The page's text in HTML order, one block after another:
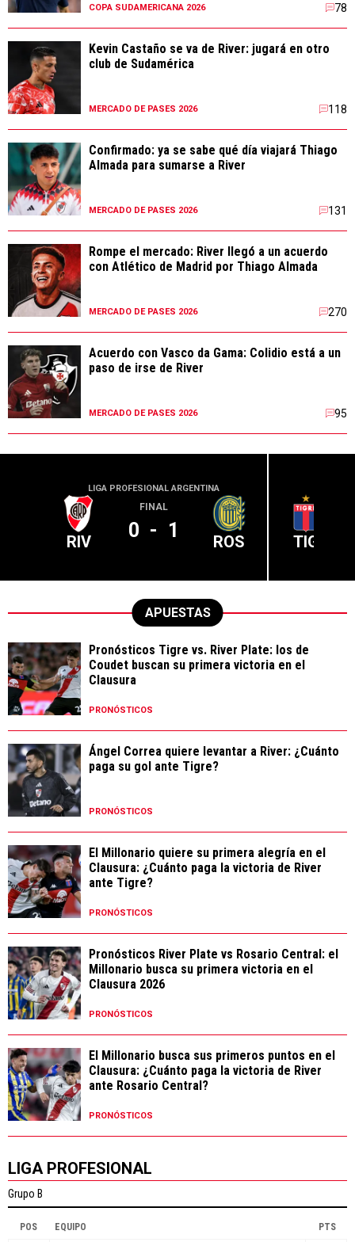
COPA SUDAMERICANA 2026 78
Kevin Castaño se va de River: jugará en otro
club de Sudamérica
MERCADO DE PASES 2026 118
Confirmado: ya se sabe qué día viajará Thiago
Almada para sumarse a River
MERCADO DE PASES 2026 131
Rompe el mercado: River llegó a un acuerdo
con Atlético de Madrid por Thiago Almada
MERCADO DE PASES 2026 270
Acuerdo con Vasco da Gama: Colidio está a un
paso de irse de River
MERCADO DE PASES 2026 95
LIGA PROFESIONAL ARGENTINA
RIV
FINAL
0 - 1 ROS TIG
APUESTAS
Pronósticos Tigre vs. River Plate: los de
Coudet buscan su primera victoria en el
Clausura
PRONÓSTICOS
Ángel Correa quiere levantar a River: ¿Cuánto
paga su gol ante Tigre?
PRONÓSTICOS
El Millonario quiere su primera alegría en el
Clausura: ¿Cuánto paga la victoria de River
ante Tigre?
PRONÓSTICOS
Pronósticos River Plate vs Rosario Central: el
Millonario busca su primera victoria en el
Clausura 2026
PRONÓSTICOS
El Millonario busca sus primeros puntos en el
Clausura: ¿Cuánto paga la victoria de River
ante Rosario Central?
PRONÓSTICOS
LIGA PROFESIONAL